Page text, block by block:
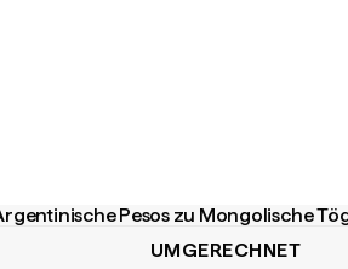
Pesos zu Mongolische
UMGERECHNET